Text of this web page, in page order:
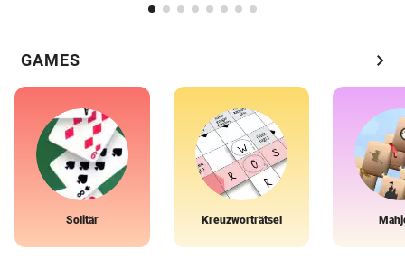
GAMES chevron_right
Solitär Kreuzworträtsel